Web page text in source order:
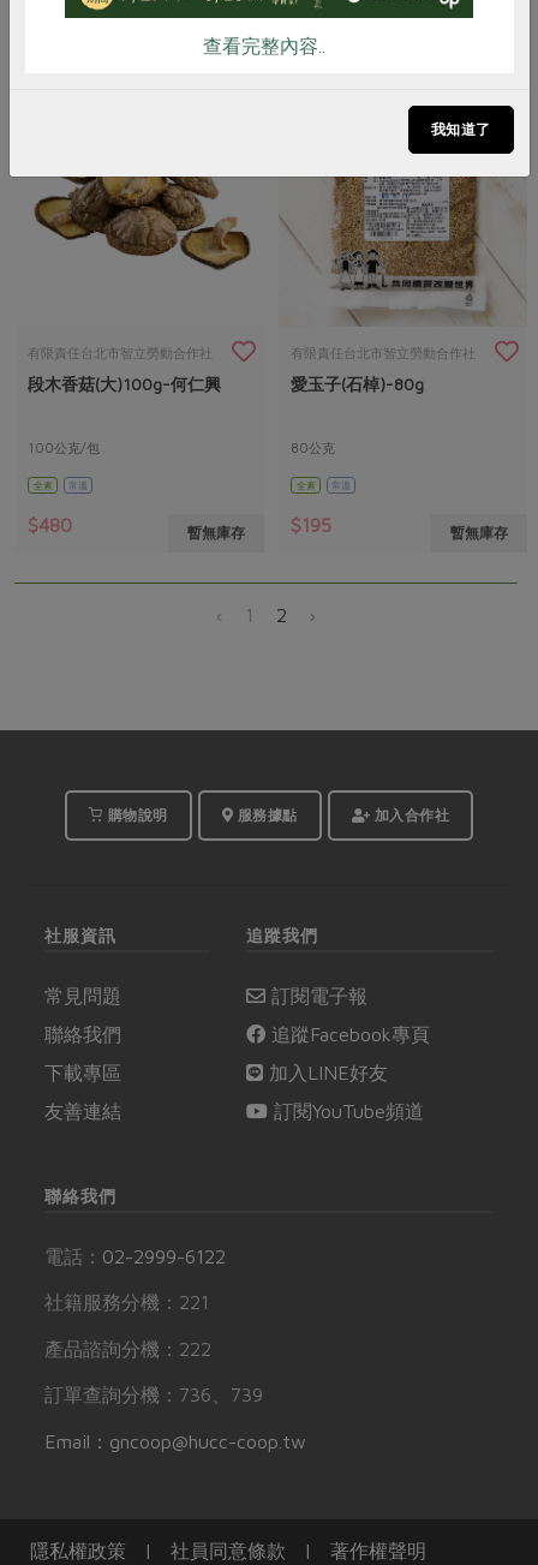
暫無庫存 $450
有限責任台北市智立勞動合作社
段木香菇(大)100g-何仁興
100公克/包
全素 常溫
$480 暫無庫存
有限責任台北市智立勞動合作社
愛玉子(石棹)-80g
80公克
全素 常溫
$195 暫無庫存
‹ 1 2 ›
購物說明 服務據點 加入合作社
社服資訊
常見問題
聯絡我們
下載專區
友善連結
追蹤我們
訂閱電子報
追蹤Facebook專頁
加入LINE好友
訂閱YouTube頻道
聯絡我們
電話： 02-2999-6122
社籍服務分機：221
產品諮詢分機：222
訂單查詢分機：736、739
Email：gncoop@hucc-coop.tw
隱私權政策 | 社員同意條款 | 著作權聲明
查看完整內容..
我知道了